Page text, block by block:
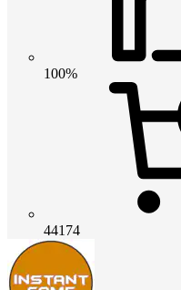
100%
44174